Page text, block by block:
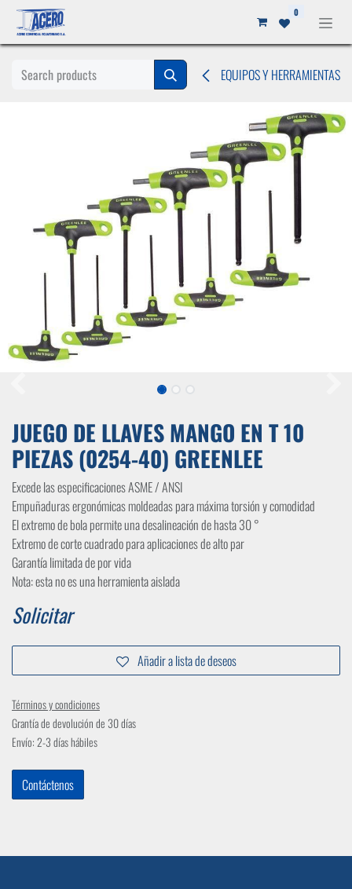
Ir al contenido 0
EQUIPOS Y HERRAMIENTAS
JUEGO DE LLAVES MANGO EN T 10
PIEZAS (0254-40) GREENLEE
Excede las especificaciones ASME / ANSI
Empuñaduras ergonómicas moldeadas para máxima torsión y comodidad
El extremo de bola permite una desalineación de hasta 30 °
Extremo de corte cuadrado para aplicaciones de alto par
Garantía limitada de por vida
Nota: esta no es una herramienta aislada
Solicitar
Añadir a lista de deseos
Términos y condiciones
Grantía de devolución de 30 días
Envío: 2-3 días hábiles
Contáctenos